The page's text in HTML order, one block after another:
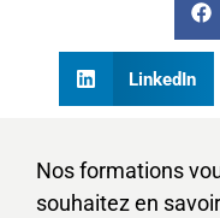
LinkedIn
Nos formations
souhaitez en